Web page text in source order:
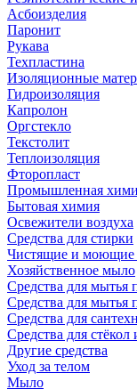
Асбоизделия
Паронит
Рукава
Техпластина
Изоляционные
Гидроизоляция
Капролон
Оргстекло
Текстолит
Теплоизоляция
Фторопласт
Промышленная
Бытовая химия
Освежители воздуха
Средства для стирки
Чистящие и моющие
Хозяйственное мыло
Средства для мытья
Средства для мытья
Средства для
Средства для стёкол
Другие средства
Уход за телом
Мыло